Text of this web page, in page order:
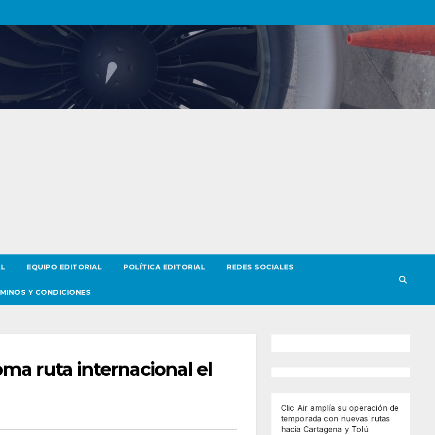
EQUIPO EDITORIAL POLÍTICA EDITORIAL REDES SOCIALES
Y CONDICIONES
ruta internacional el
Clic Air amplía su operación de
temporada con nuevas rutas
hacia Cartagena y Tolú